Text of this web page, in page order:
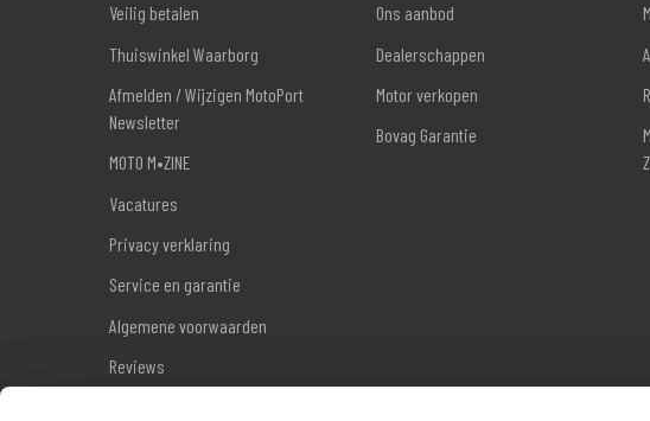
Veilig betalen
Thuiswinkel Waarborg
Afmelden / Wijzigen MotoPort
Newsletter
MOTO M•ZINE
Vacatures
Privacy verklaring
Service en garantie
Algemene voorwaarden
Reviews
Ons aanbod
Dealerschappen
Motor verkopen
Bovag Garantie